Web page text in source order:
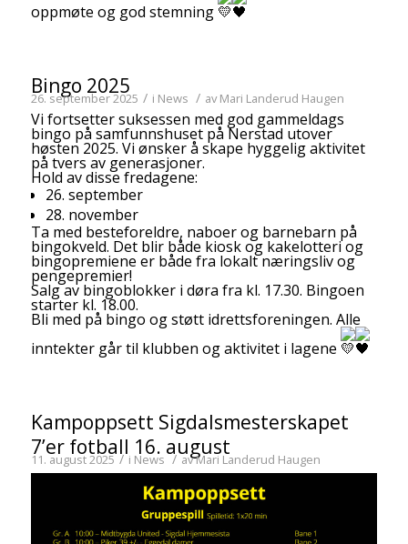
oppmøte og god stemning
Bingo 2025
26. september 2025 / i News / avMari Landerud Haugen
Vi fortsetter suksessen med god gammeldags
bingo på samfunnshuset på Nerstad utover
høsten 2025. Vi ønsker å skape hyggelig aktivitet
på tvers av generasjoner.
Hold av disse fredagene:
26. september
28. november
Ta med besteforeldre, naboer og barnebarn på
bingokveld. Det blir både kiosk og kakelotteri og
bingopremiene er både fra lokalt næringsliv og
pengepremier!
Salg av bingoblokker i døra fra kl. 17.30. Bingoen
starter kl. 18.00.
Bli med på bingo og støtt idrettsforeningen. Alle
inntekter går til klubben og aktivitet i lagene
Kampoppsett Sigdalsmesterskapet
7’er fotball 16. august
11. august 2025 / i News / avMari Landerud Haugen